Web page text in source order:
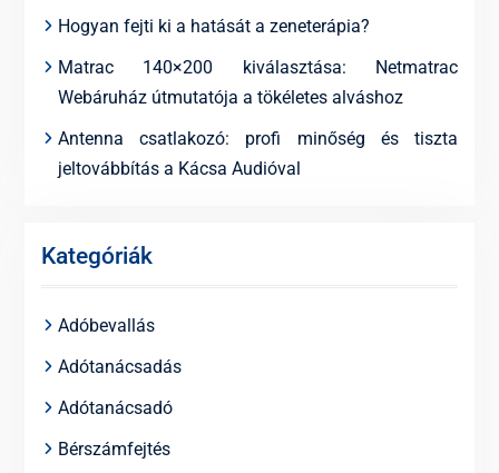
Hogyan fejti ki a hatását a zeneterápia?
Matrac 140×200 kiválasztása: Netmatrac
Webáruház útmutatója a tökéletes alváshoz
Antenna csatlakozó: profi minőség és tiszta
jeltovábbítás a Kácsa Audióval
Kategóriák
Adóbevallás
Adótanácsadás
Adótanácsadó
Bérszámfejtés